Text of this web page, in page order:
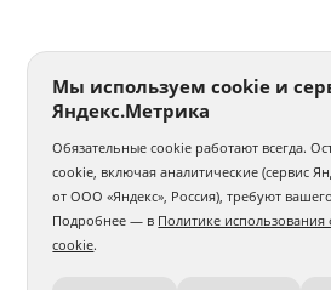
Мы используем cookie и
Яндекс.Метрика
Обязательные cookie работают всегда.
cookie, включая аналитические (сервис
от ООО «Яндекс», Россия), требуют
Подробнее — в Политике использования
cookie.